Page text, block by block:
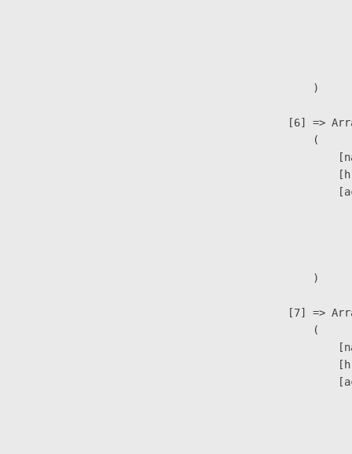
                        )
[6] =>
                        (
                        )
[7] =>
                        (